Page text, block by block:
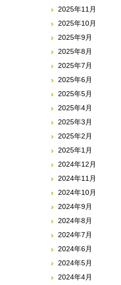
2025年11月
2025年10月
2025年9月
2025年8月
2025年7月
2025年6月
2025年5月
2025年4月
2025年3月
2025年2月
2025年1月
2024年12月
2024年11月
2024年10月
2024年9月
2024年8月
2024年7月
2024年6月
2024年5月
2024年4月